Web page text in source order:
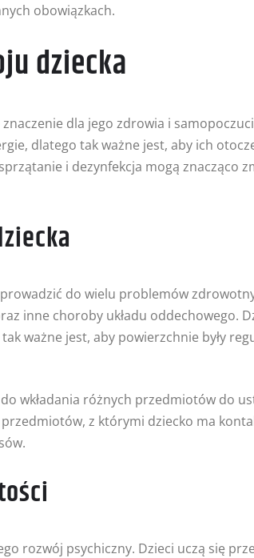
obowiązkach.
dziecka
dla jego zdrowia i
dlatego tak ważne jest, aby ich
i dezynfekcja mogą znacząco
do wielu problemów
inne choroby układu oddechowego.
ważne jest, aby powierzchnie były
wkładania różnych przedmiotów do
z którymi dziecko ma
rozwój psychiczny. Dzieci uczą się